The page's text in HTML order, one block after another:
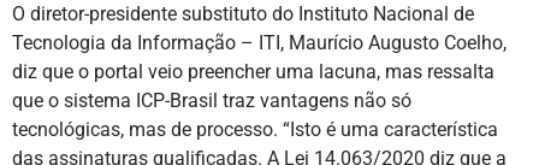
O diretor-presidente substituto do Instituto Nacional de
Tecnologia da Informação – ITI, Maurício Augusto Coelho,
diz que o portal veio preencher uma lacuna, mas ressalta
que o sistema ICP-Brasil traz vantagens não só
tecnológicas, mas de processo. “Isto é uma característica
das assinaturas qualificadas. A Lei 14.063/2020 diz que a